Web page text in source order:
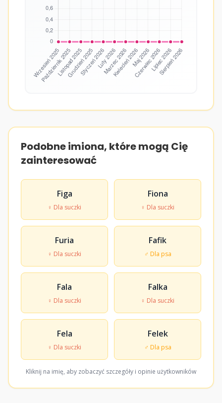
Podobne imiona, które mogą Cię
zainteresować
Figa
♀ Dla suczki
Fiona
♀ Dla suczki
Furia
♀ Dla suczki
Fafik
♂ Dla psa
Fala
♀ Dla suczki
Falka
♀ Dla suczki
Fela
♀ Dla suczki
Felek
♂ Dla psa
Kliknij na imię, aby zobaczyć szczegóły i opinie użytkowników